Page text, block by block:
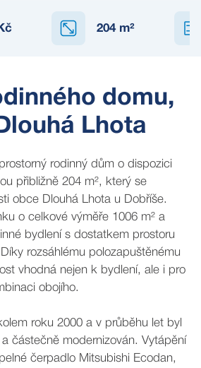
204m²
domu,
Lhota
rodinný dům o dispozici
přibližně 204 m², který se
obce Dlouhá Lhota u Dobříše.
o celkové výměře 1006 m² a
bydlení s dostatkem prostoru
rozsáhlému polozapuštěnému
vhodná nejen k bydlení, ale i pro
obojího.
roku 2000 a v průběhu let byl
částečně modernizován. Vytápění
čerpadlo Mitsubishi Ecodan,